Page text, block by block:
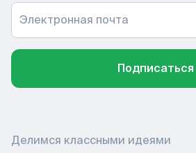
Электронная почта
Подписаться
Делимся классными идеями